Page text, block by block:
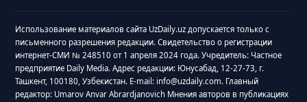
Использование материалов сайта UzDaily.uz допускается только с
письменного разрешения редакции. Свидетельство о регистрации
интернет-СМИ № 248510 от 1 апреля 2024 года. Учредитель: Частное
предприятие Daily Media. Адрес редакции: Юнусабад, 12-27-73, г.
Ташкент, 100180, Узбекистан. E-mail: info@uzdaily.com. Главный
редактор: Umarov Anvar Abrardjanovich Мнения авторов в публикациях